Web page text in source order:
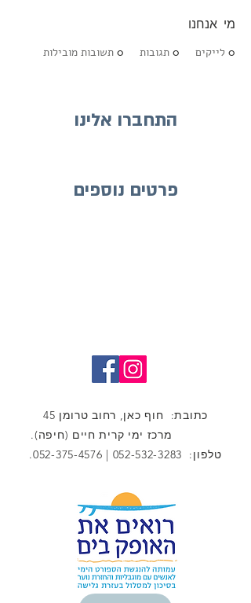
מי אנחנו
0 לייקים 0 תגובות 0 תשובות מובילות
התחברו אלינו
פרטים נוספים
כתובת: חוף כאן, רחוב טרומן 45
מרכז ימי קרית חיים (חיפה).
טלפון: 052-532-3283
|
052-375-4576
.